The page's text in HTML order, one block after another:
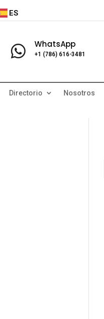
ES
 WhatsApp
+1 (786) 616-3481
Directorio Nosotros